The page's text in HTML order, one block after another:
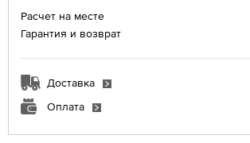
Расчет на месте
Гарантия и возврат
Доставка
Оплата